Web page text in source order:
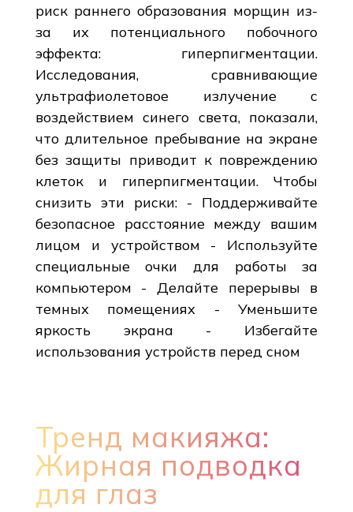
риск раннего образования морщин из-
за их потенциального побочного
эффекта: гиперпигментации.
Исследования, сравнивающие
ультрафиолетовое излучение с
воздействием синего света, показали,
что длительное пребывание на экране
без защиты приводит к повреждению
клеток и гиперпигментации. Чтобы
снизить эти риски: - Поддерживайте
безопасное расстояние между вашим
лицом и устройством - Используйте
специальные очки для работы за
компьютером - Делайте перерывы в
темных помещениях - Уменьшите
яркость экрана - Избегайте
использования устройств перед сном
Тренд макияжа:
Жирная подводка
для глаз